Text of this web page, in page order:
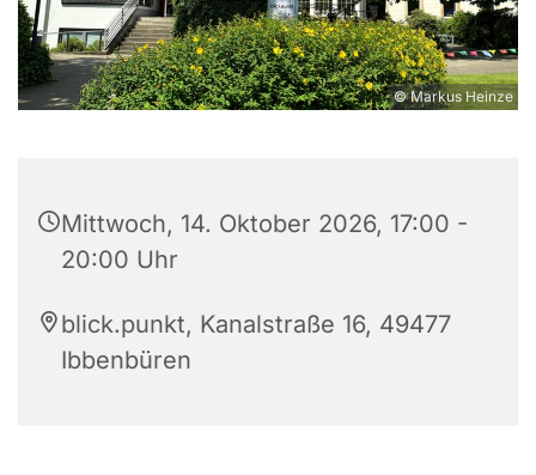
© Markus Heinze
Mittwoch, 14. Oktober 2026, 17:00 -
20:00 Uhr
blick.punkt, Kanalstraße 16, 49477
Ibbenbüren